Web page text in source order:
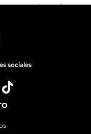
no deseado.
sociales